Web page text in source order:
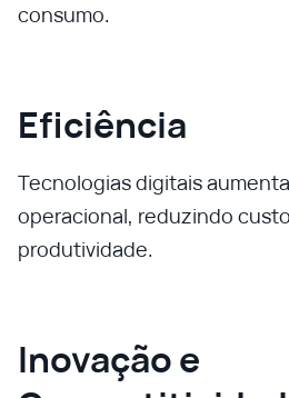
consumo.
Eficiência
Tecnologias digitais
operacional, reduzindo
produtividade.
Inovação e